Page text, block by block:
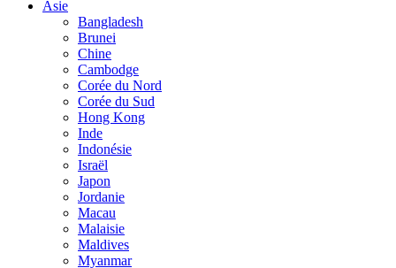
Asie
Bangladesh
Brunei
Chine
Cambodge
Corée du Nord
Corée du Sud
Hong Kong
Inde
Indonésie
Israël
Japon
Jordanie
Macau
Malaisie
Maldives
Myanmar